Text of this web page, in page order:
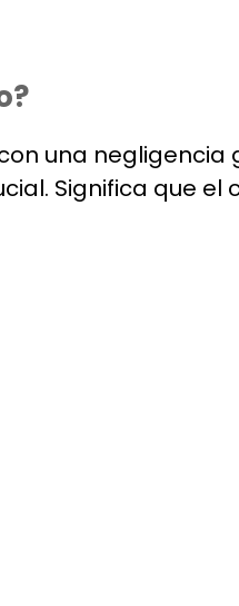
una negligencia
Significa que el